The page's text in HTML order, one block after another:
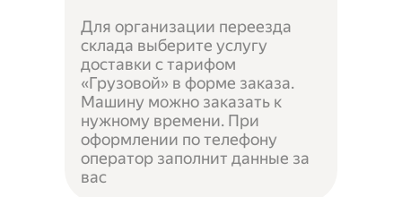
Для организации переезда
склада выберите услугу
доставки с тарифом
«Грузовой» в форме заказа.
Машину можно заказать к
нужному времени. При
оформлении по телефону
оператор заполнит данные за
вас